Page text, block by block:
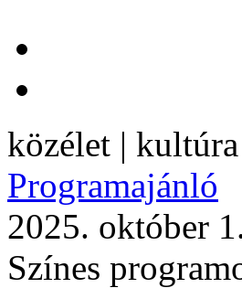
közélet |
Programajánló
2025. október
Színes